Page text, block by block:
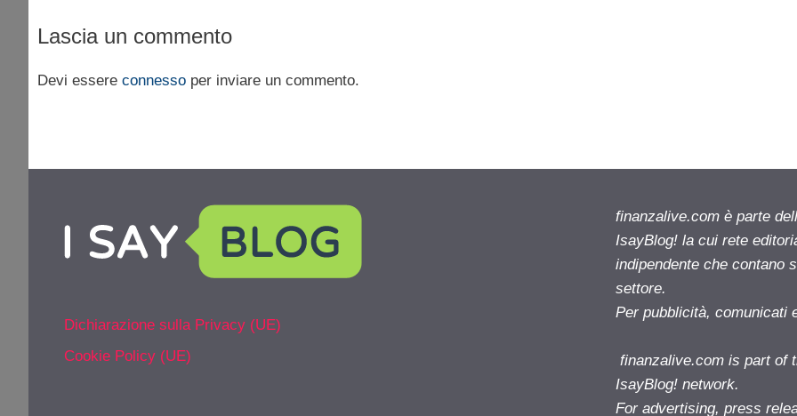
Lascia un commento
Devi essere connesso per inviare un commento.
Dichiarazione sulla Privacy (UE)
Cookie Policy (UE)
finanzalive.com è parte
IsayBlog! la cui rete
indipendente che contano
settore.
Per pubblicità, comunicati
finanzalive.com is part of
IsayBlog! network.
For advertising, press